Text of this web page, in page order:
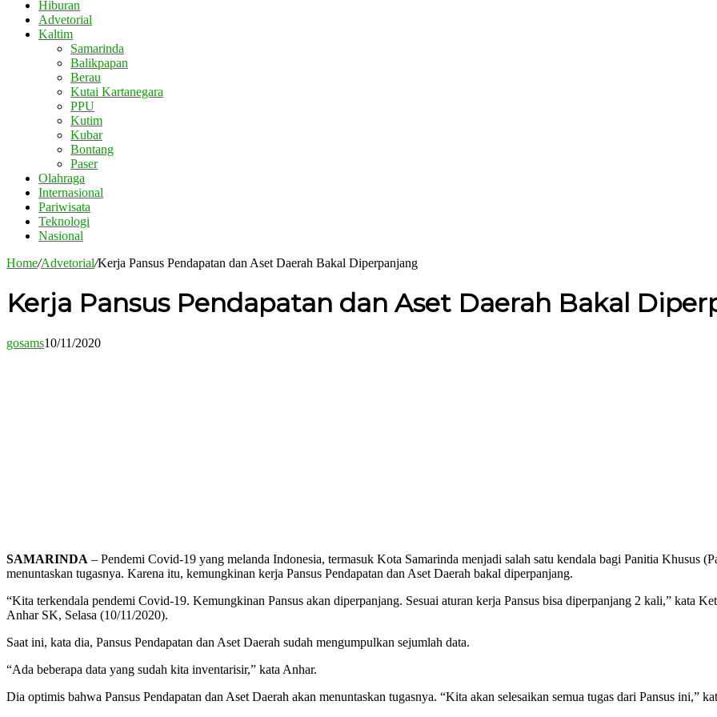
Hiburan
Advetorial
Kaltim
Samarinda
Balikpapan
Berau
Kutai Kartanegara
PPU
Kutim
Kubar
Bontang
Paser
Olahraga
Internasional
Pariwisata
Teknologi
Nasional
Home/Advetorial/Kerja Pansus Pendapatan dan Aset Daerah Bakal Diperpanjang
Kerja Pansus Pendapatan dan Aset Daerah Bakal
gosams10/11/2020
SAMARINDA – Pendemi Covid-19 yang melanda Indonesia, termasuk Kota Samarinda menjadi salah satu kendala bagi Panitia Khusus
menuntaskan tugasnya. Karena itu, kemungkinan kerja Pansus Pendapatan dan Aset Daerah bakal diperpanjang.
“Kita terkendala pendemi Covid-19. Kemungkinan Pansus akan diperpanjang. Sesuai aturan kerja Pansus bisa diperpanjang 2 kali,” kata
Anhar SK, Selasa (10/11/2020).
Saat ini, kata dia, Pansus Pendapatan dan Aset Daerah sudah mengumpulkan sejumlah data.
“Ada beberapa data yang sudah kita inventarisir,” kata Anhar.
Dia optimis bahwa Pansus Pendapatan dan Aset Daerah akan menuntaskan tugasnya. “Kita akan selesaikan semua tugas dari Pansus ini,”